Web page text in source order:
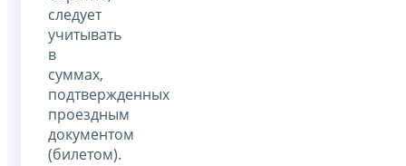
следует
учитывать
в
суммах,
подтвержденных
проездным
документом
(билетом).